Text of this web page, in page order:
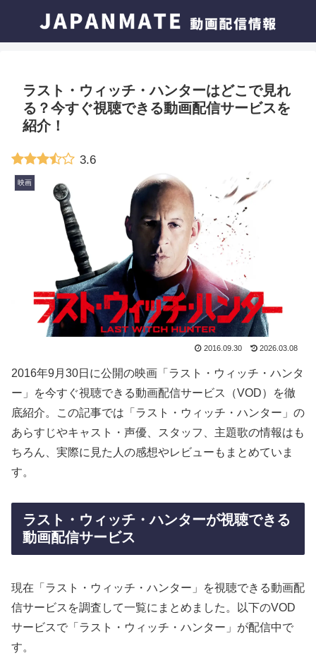
ラスト・ウィッチ・ハンターはどこで見れ
る？今すぐ視聴できる動画配信サービスを
紹介！
3.6
映画
2016.09.30 2026.03.08
2016年9月30日に公開の映画「ラスト・ウィッチ・ハンタ
ー」を今すぐ視聴できる動画配信サービス（VOD）を徹
底紹介。この記事では「ラスト・ウィッチ・ハンター」の
あらすじやキャスト・声優、スタッフ、主題歌の情報はも
ちろん、実際に見た人の感想やレビューもまとめていま
す。
ラスト・ウィッチ・ハンターが視聴できる
動画配信サービス
現在「ラスト・ウィッチ・ハンター」を視聴できる動画配
信サービスを調査して一覧にまとめました。以下のVOD
サービスで「ラスト・ウィッチ・ハンター」が配信中で
す。